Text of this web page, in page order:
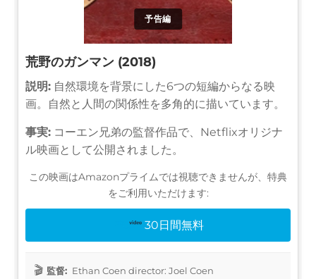
予告編
荒野のガンマン (2018)
説明: 自然環境を背景にした6つの短編からなる映
画。自然と人間の関係性を多角的に描いています。
事実: コーエン兄弟の監督作品で、Netflixオリジナ
ル映画として公開されました。
この映画はAmazonプライムでは視聴できませんが、特典
をご利用いただけます:
30日間無料
監督: Ethan Coen director: Joel Coen